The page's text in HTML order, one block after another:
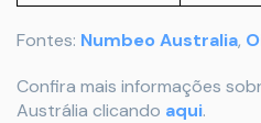
Fontes: Numbeo Australia,
Confira mais informações
Austrália clicando aqui.